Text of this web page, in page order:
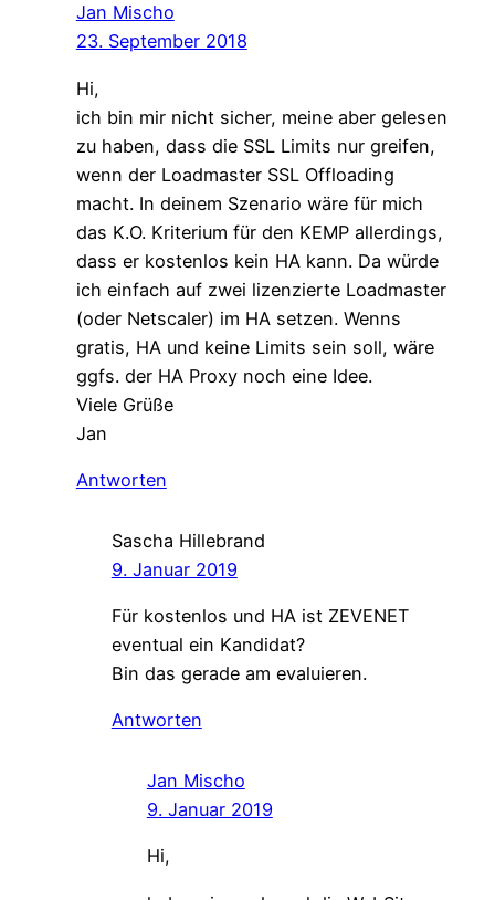
Jan Mischo
23. September 2018
Hi,
ich bin mir nicht sicher, meine aber gelesen
zu haben, dass die SSL Limits nur greifen,
wenn der Loadmaster SSL Offloading
macht. In deinem Szenario wäre für mich
das K.O. Kriterium für den KEMP allerdings,
dass er kostenlos kein HA kann. Da würde
ich einfach auf zwei lizenzierte Loadmaster
(oder Netscaler) im HA setzen. Wenns
gratis, HA und keine Limits sein soll, wäre
ggfs. der HA Proxy noch eine Idee.
Viele Grüße
Jan
Antworten
Sascha Hillebrand
9. Januar 2019
Für kostenlos und HA ist ZEVENET
eventual ein Kandidat?
Bin das gerade am evaluieren.
Antworten
Jan Mischo
9. Januar 2019
Hi,